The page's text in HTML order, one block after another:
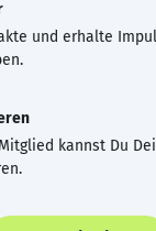
und erhalte
kannst Du